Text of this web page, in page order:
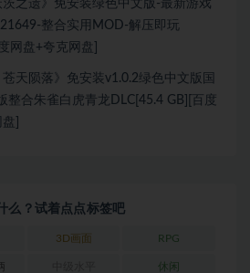
茨之遗》免安装绿色中文版-最新游戏
整合实用MOD-解压即玩
网盘+夸克网盘]
苍天陨落》免安装v1.0.2绿色中文版国
整合朱雀白虎青龙DLC[45.4 GB][百度
]
么？试着点点标签吧
3D画面 RPG
休闲